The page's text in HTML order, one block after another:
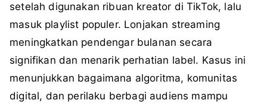
setelah digunakan ribuan kreator di TikTok, lalu
masuk playlist populer. Lonjakan streaming
meningkatkan pendengar bulanan secara
signifikan dan menarik perhatian label. Kasus ini
menunjukkan bagaimana algoritma, komunitas
digital, dan perilaku berbagi audiens mampu